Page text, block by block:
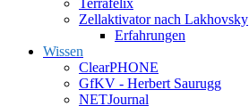
Terrafelix
Zellaktivator nach Lakhovsky
Erfahrungen
Wissen
ClearPHONE
GfKV - Herbert Saurugg
NETJournal